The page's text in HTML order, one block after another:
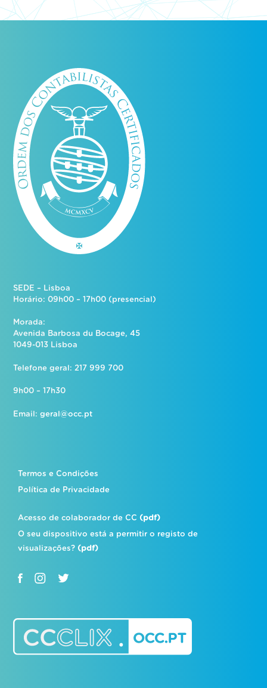
SEDE – Lisboa
Horário: 09h00 – 17h00 (presencial)
Morada:
Avenida Barbosa du Bocage, 45
1049-013 Lisboa
Telefone geral: 217 999 700
9h00 – 17h30
Email:geral@occ.pt
Termos e Condições
Política de Privacidade
Acesso de colaborador de CC(pdf)
O seu dispositivo está a permitir o registo de
visualizações?(pdf)